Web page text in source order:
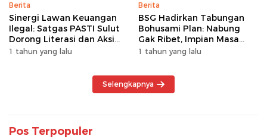
Berita
Sinergi Lawan Keuangan
Ilegal: Satgas PASTI Sulut
Dorong Literasi dan Aksi
Kolektif Masyarakat
1 tahun yang lalu
Berita
BSG Hadirkan Tabungan
Bohusami Plan: Nabung
Gak Ribet, Impian Masa
Depan Makin Dekat!
1 tahun yang lalu
Selengkapnya
Pos Terpopuler